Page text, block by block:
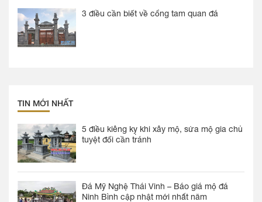
3 điều cần biết về cổng tam quan đá
TIN MỚI NHẤT
5 điều kiêng kỵ khi xây mộ, sửa mộ gia chủ
tuyệt đối cần tránh
Đá Mỹ Nghệ Thái Vinh – Báo giá mộ đá
Ninh Bình cập nhật mới nhất năm